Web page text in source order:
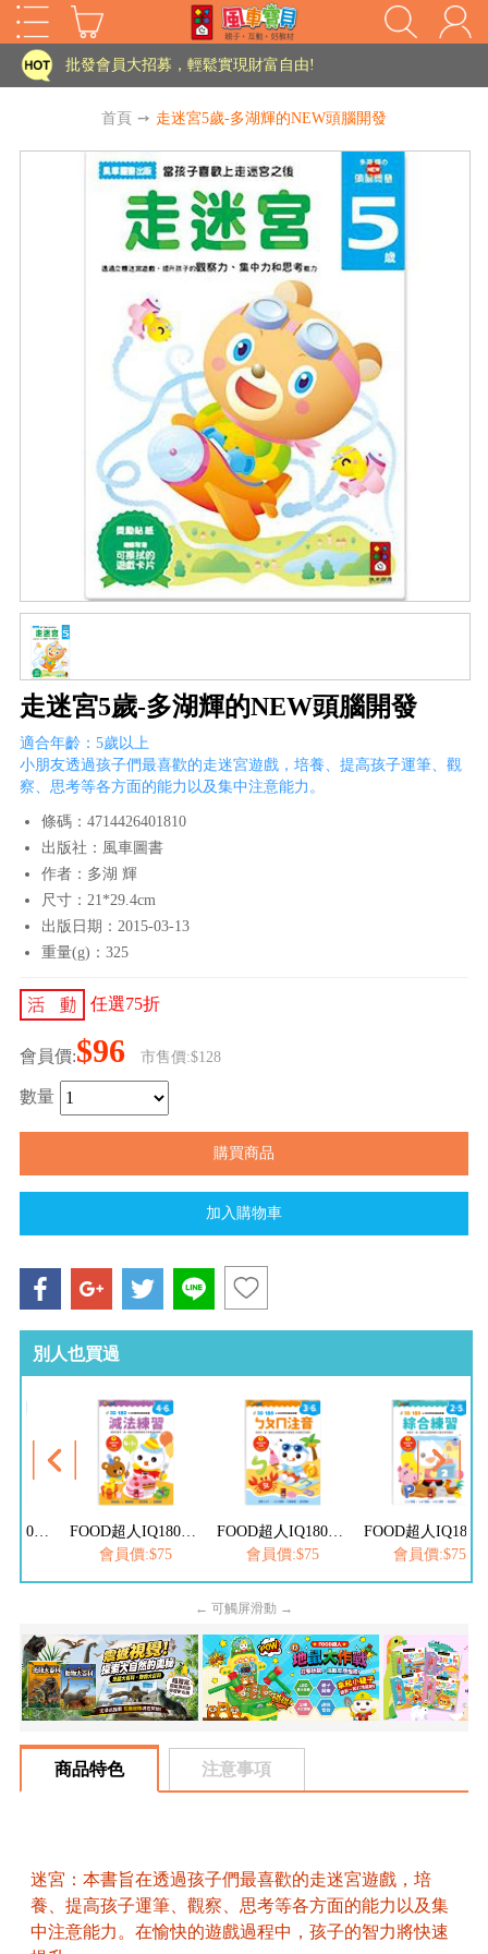
家長樂了!「風車書版集團暨FOOD超人企業總部」目前正興建中!
批發會員大招募，輕鬆實現財富自由!
老師您好!!幼教會員火熱招募中~
海外購物免煩惱！點我查看『海外購物流程說明』
批發會員大招募，輕鬆實現財富自由!
老師您好!!幼教會員火熱招募中~
海外購物免煩惱！點我查看『海外購物流程說明』
首頁 ➙ 走迷宮5歲-多湖輝的NEW頭腦開發
走迷宮5歲-多湖輝的NEW頭腦開發
適合年齡：5歲以上
小朋友透過孩子們最喜歡的走迷宮遊戲，培養、提高孩子運筆、觀
察、思考等各方面的能力以及集中注意能力。
條碼：4714426401810
出版社：風車圖書
作者：多湖 輝
尺寸：21*29.4cm
出版日期：2015-03-13
重量(g)：325
任選75折
會員價:$96 市售價:$128
數量
別人也買過
會員價:$75
會員價:$75
會員價:$75
← 可觸屏滑動 →
商品特色 注意事項
迷宮：本書旨在透過孩子們最喜歡的走迷宮遊戲，培
養、提高孩子運筆、觀察、思考等各方面的能力以及集
中注意能力。在愉快的遊戲過程中，孩子的智力將快速